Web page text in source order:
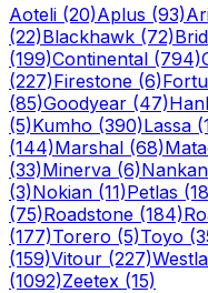
Aoteli (20)Aplus (93)
(22)Blackhawk (72)
(199)Continental (794)
(227)Firestone (6)
(85)Goodyear (47)
(5)Kumho (390)Lassa
(144)Marshal (68)
(33)Minerva (6)
(3)Nokian (11)Petlas
(75)Roadstone (184)
(177)Torero (5)Toyo
(159)Vitour (227)
(1092)Zeetex (15)